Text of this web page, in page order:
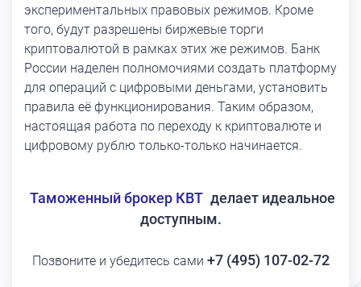
экспериментальных правовых режимов. Кроме
того, будут разрешены биржевые торги
криптовалютой в рамках этих же режимов. Банк
России наделен полномочиями создать платформу
для операций с цифровыми деньгами, установить
правила её функционирования. Таким образом,
настоящая работа по переходу к криптовалюте и
цифровому рублю только-только начинается.
Таможенный брокер КВТ делает идеальное
доступным.
Позвоните и убедитесь сами +7 (495) 107-02-72